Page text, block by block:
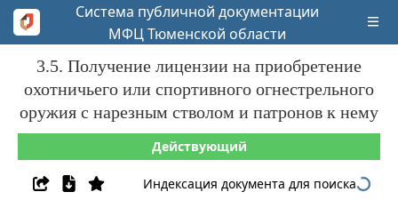
Система публичной документации
МФЦ Тюменской области
3.5. Получение лицензии на приобретение
охотничьего или спортивного огнестрельного
оружия с нарезным стволом и патронов к нему
Действующий
Индексация документа для поиска